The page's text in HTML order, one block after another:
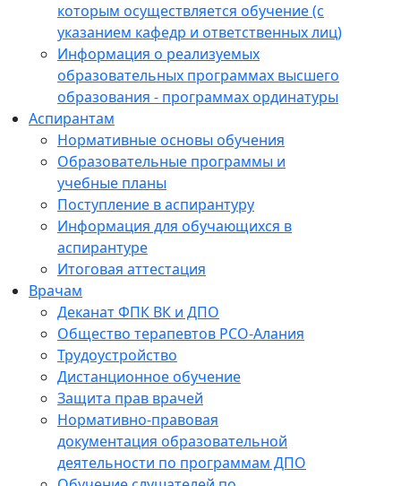
которым осуществляется обучение (с
указанием кафедр и ответственных лиц)
Информация о реализуемых
образовательных программах высшего
образования - программах ординатуры
Аспирантам
Нормативные основы обучения
Образовательные программы и
учебные планы
Поступление в аспирантуру
Информация для обучающихся в
аспирантуре
Итоговая аттестация
Врачам
Деканат ФПК ВК и ДПО
Общество терапевтов РСО-Алания
Трудоустройство
Дистанционное обучение
Защита прав врачей
Нормативно-правовая
документация образовательной
деятельности по программам ДПО